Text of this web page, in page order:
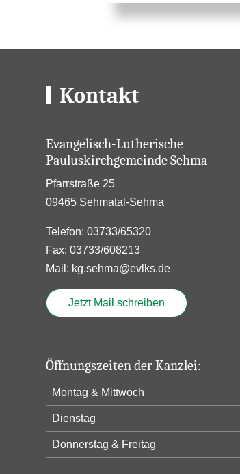
Kontakt
Evangelisch-Lutherische
Pauluskirchgemeinde Sehma
Pfarrstraße 25
09465 Sehmatal-Sehma
Telefon: 03733/65320
Fax: 03733/608213
Mail: kg.sehma@evlks.de
Jetzt Mail schreiben
Öffnungszeiten der Kanzlei:
Montag & Mittwoch
Dienstag
Donnerstag & Freitag